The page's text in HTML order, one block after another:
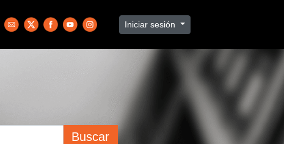
Iniciar sesión
Buscar